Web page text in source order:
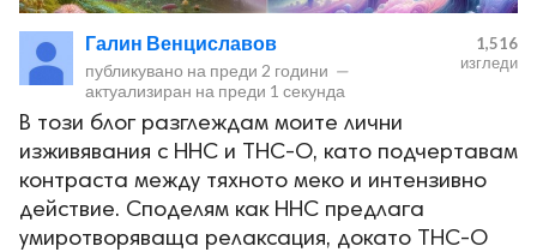
Галин Венциславов
публикувано на преди 2 години —
актуализиран на преди 1 секунда
1,516
изгледи
В този блог разглеждам моите лични
изживявания с HHC и THC-O, като подчертавам
контраста между тяхното меко и интензивно
действие. Споделям как HHC предлага
умиротворяваща релаксация, докато THC-O